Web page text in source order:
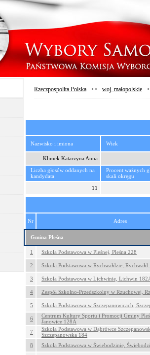
Rzeczpospolita Polska >> woj. małopolskie
Nazwisko i imiona Wiek
Klimek Katarzyna Anna
Liczba głosów oddanych na
kandydata
Procent ważnych
skali okręgu
11
Nr Adres
Gmina Pleśna
1 Szkoła Podstawowa w Pleśnej, Pleśna 228
2 Szkoła Podstawowa w Rychwałdzie, Rychwałd
3 Szkoła Podstawowa w Lichwinie, Lichwin
4 Zespół Szkolno-Przedszkolny w Rzuchowej,
5 Szkoła Podstawowa w Szczepanowicach,
6
Centrum Kultury Sportu i Promocji Gminy
Janowice 128A
7
Szkoła Podstawowa w Dąbrówce
Szczepanowska 184
8
Szkoła Podstawowa w Świebodzinie,